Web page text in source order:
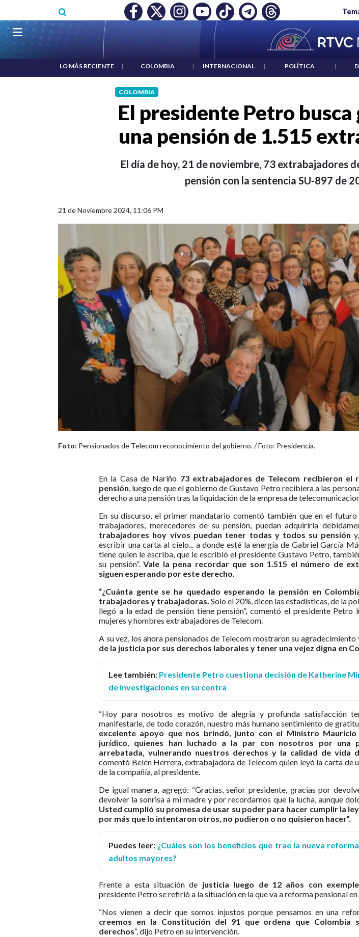
MÍNIMO NO DESTRUYÓ EMPLEO: JP MORGAN | "HABLAR NO ES UN CRIMEN": CARTA DE BETO
Navegación principal
LO MÁS RECIENTE | COLOMBIA | INTERNACIONAL | POLÍTICA |
COLOMBIA
El presidente Petro
una pensión de 1.515
El día de hoy, 21 de noviembre, 73 extrabajadores
pensión con la sentencia SU-897 de
21 de Noviembre 2024, 11:06 PM
Foto: Pensionados de Telecom reconocimiento del gobierno. / Foto: Presidencia.
En la Casa de Nariño 73 extrabajadores de Telecom recibieron el
pensión, luego de que el gobierno de Gustavo Petro recibiera a las
derecho a una pensión tras la liquidación de la empresa de
En su discurso, el primer mandatario comentó también que en el
trabajadores, merecedores de su pensión, puedan adquirirla
trabajadores hoy vivos puedan tener todas y todos su pensión
escribir una carta al cielo... a donde esté la energía de Gabriel García
tiene quien le escriba, que le escribió el presidente Gustavo Petro,
su pensión”. Vale la pena recordar que son 1.515 el número de
siguen esperando por este derecho.
“¿Cuánta gente se ha quedado esperando la pensión en
trabajadores y trabajadoras. Solo el 20%, dicen las estadísticas, de la
llegó a la edad de pensión tiene pensión”, comentó el presidente Petro
mujeres y hombres extrabajadores de Telecom.
A su vez, los ahora pensionados de Telecom mostraron su agradecimiento
de la justicia por sus derechos laborales y tener una vejez digna en
Lee también: Presidente Petro cuestiona decisión de Katherine
de investigaciones en su contra
“Hoy para nosotros es motivo de alegría y profunda satisfacción
manifestarle, de todo corazón, nuestro más humano sentimiento de
excelente apoyo que nos brindó, junto con el Ministro
jurídico, quienes han luchado a la par con nosotros por una
arrebatada, vulnerando nuestros derechos y la calidad de vida
comentó Belén Herrera, extrabajadora de Telecom quien leyó la carta de
de la compañía, al presidente.
De igual manera, agregó: “Gracias, señor presidente, gracias por
devolver la sonrisa a mi madre y por recordarnos que la lucha, aunque
Usted cumplió su promesa de usar su poder para hacer cumplir la
por más que lo intentaron otros, no pudieron o no quisieron hacer”.
Puedes leer: ¿Cuáles son los beneficios que trae la nueva
adultos mayores?
Frente a esta situación de justicia luego de 12 años con
presidente Petro se refirió a la situación en la que va a reforma pensional en
“Nos vienen a decir que somos injustos porque pensamos en una
creemos en la Constitución del 91 que ordena que Colombia
derechos”, dijo Petro en su intervención.